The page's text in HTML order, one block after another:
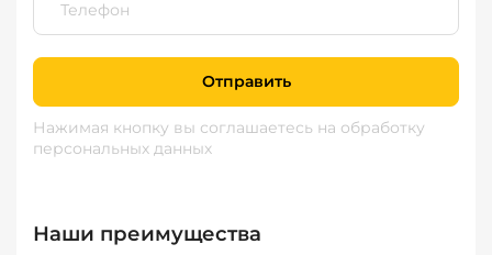
Отправить
Нажимая кнопку вы соглашаетесь на обработку
персональных данных
Наши преимущества